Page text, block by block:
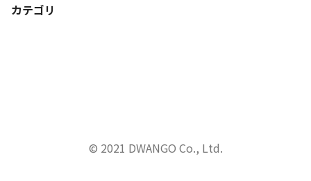
カテゴリ
© 2021 DWANGO Co., Ltd.